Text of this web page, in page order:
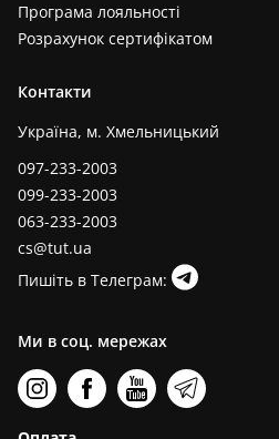
Програма лояльності
Розрахунок сертифікатом
Контакти
Україна, м. Хмельницький
097-233-2003
099-233-2003
063-233-2003
cs@tut.ua
Пишіть в Телеграм:
Ми в соц. мережах